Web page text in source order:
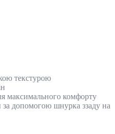
текстурою
максимального комфорту
допомогою шнурка ззаду на